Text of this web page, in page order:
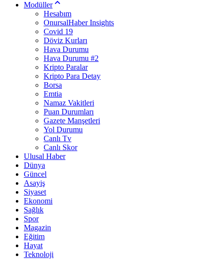
Modüller
Hesabım
OnursalHaber Insights
Covid 19
Döviz Kurları
Hava Durumu
Hava Durumu #2
Kripto Paralar
Kripto Para Detay
Borsa
Emtia
Namaz Vakitleri
Puan Durumları
Gazete Manşetleri
Yol Durumu
Canlı Tv
Canlı Skor
Ulusal Haber
Dünya
Güncel
Asayiş
Siyaset
Ekonomi
Sağlık
Spor
Magazin
Eğitim
Hayat
Teknoloji